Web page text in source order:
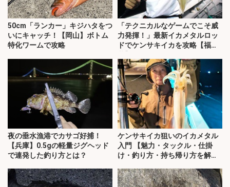
50cm「ランカー」キジハタをつ
いにキャッチ！【岡山】ボトム
特化ワームで攻略
「テクニカルなゲームでこそ威
力発揮！」最新イカメタルロッ
ドでケンサキイカを攻略【福
夜の垂水漁港でカサゴ好捕！
【兵庫】0.5gの軽量ジグヘッド
で連発した釣り方とは？
ケンサキイカ狙いのイカメタル
入門 【魅力・タックル・仕掛
け・釣り方・持ち帰り方を解